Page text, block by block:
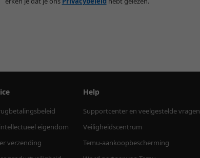
eigendom
verzending
Help
Supportcenter en veelgestelde vragen
Veiligheidscentrum
Temu-aankoopbescherming